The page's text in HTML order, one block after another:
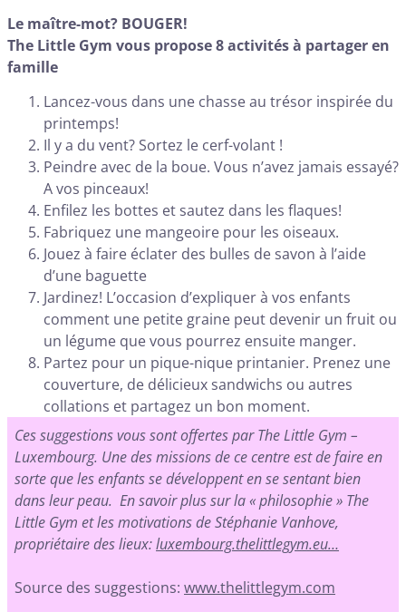
Le maître-mot? BOUGER!
The Little Gym vous propose 8 activités à partager en
famille
Lancez-vous dans une chasse au trésor inspirée du
printemps!
Il y a du vent? Sortez le cerf-volant !
Peindre avec de la boue. Vous n’avez jamais essayé?
A vos pinceaux!
Enfilez les bottes et sautez dans les flaques!
Fabriquez une mangeoire pour les oiseaux.
Jouez à faire éclater des bulles de savon à l’aide
d’une baguette
Jardinez! L’occasion d’expliquer à vos enfants
comment une petite graine peut devenir un fruit ou
un légume que vous pourrez ensuite manger.
Partez pour un pique-nique printanier. Prenez une
couverture, de délicieux sandwichs ou autres
collations et partagez un bon moment.
Ces suggestions vous sont offertes par The Little Gym –
Luxembourg. Une des missions de ce centre est de faire en
sorte que les enfants se développent en se sentant bien
dans leur peau. En savoir plus sur la « philosophie » The
Little Gym et les motivations de Stéphanie Vanhove,
propriétaire des lieux:luxembourg.thelittlegym.eu…
Source des suggestions: www.thelittlegym.com